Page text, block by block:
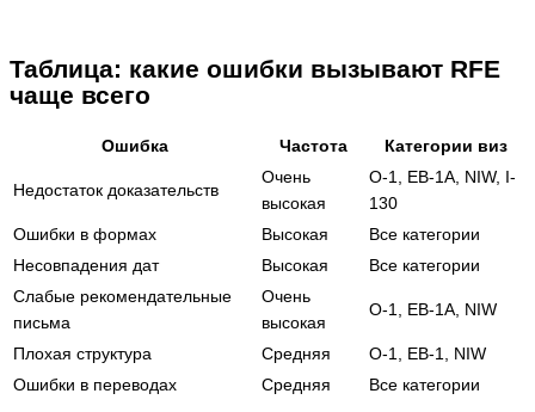
Таблица: какие ошибки вызывают RFE
чаще всего
Ошибка Частота Категории виз
Недостаток доказательств
Очень
высокая
O-1, EB-1A, NIW, I-
130
Ошибки в формах
Высокая
Все категории
Несовпадения дат
Высокая
Все категории
Слабые рекомендательные
письма
Очень
высокая
O-1, EB-1A, NIW
Плохая структура Средняя
O-1, EB-1, NIW
Ошибки в переводах
Средняя Все категории